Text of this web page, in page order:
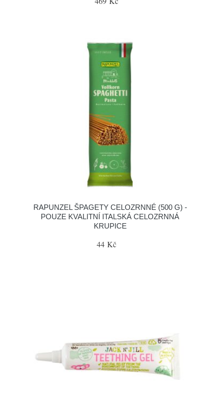
RAPUNZEL ŠPAGETY CELOZRNNÉ (500 G) -
POUZE KVALITNÍ ITALSKÁ CELOZRNNÁ
KRUPICE
44 Kč